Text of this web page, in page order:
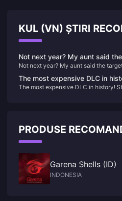
KUL (VN) ȘTIRI
Not next year? My aunt said
"Kingdom Hearts 4" is 2026
Not next year? My aunt said the
The most expensive DLC in
$48,000 bundle
The most expensive DLC in history!
PRODUSE
Garena Shells (ID)
INDONESIA